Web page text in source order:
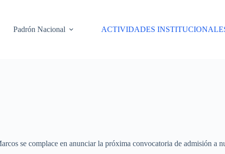
Padrón Nacional ACTIVIDADES
se complace en anunciar la próxima convocatoria de admisión a